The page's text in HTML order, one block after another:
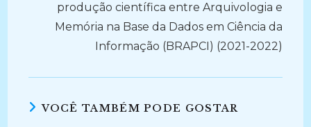
produção científica entre Arquivologia e
Memória na Base da Dados em Ciência da
Informação (BRAPCI) (2021-2022)
VOCÊ TAMBÉM PODE GOSTAR